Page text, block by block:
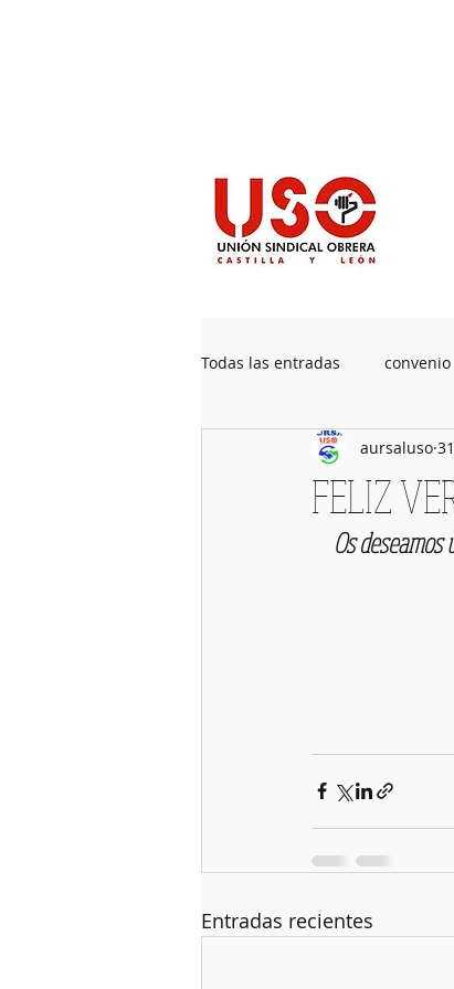
Todas las entradas convenio
Jubilaciones Acuerdos
FELIZ
aursaluso
Os
Entradas recientes